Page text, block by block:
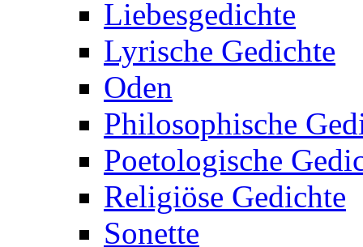
Liebesgedichte
Lyrische Gedichte
Oden
Philosophische
Poetologische
Religiöse Gedichte
Sonette